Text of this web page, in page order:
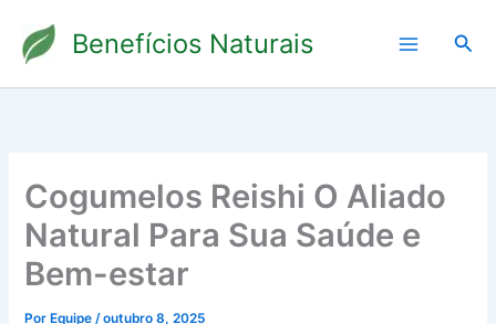
para
conteúdo
Benefícios Naturais
Cogumelos Reishi O Aliado
Natural Para Sua Saúde e
Bem-estar
Por Equipe/outubro 8, 2025